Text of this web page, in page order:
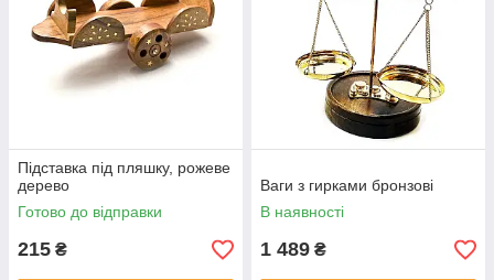
Підставка під пляшку, рожеве
дерево
Готово до відправки
215 ₴
Ваги з гирками бронзові
В наявності
1 489 ₴